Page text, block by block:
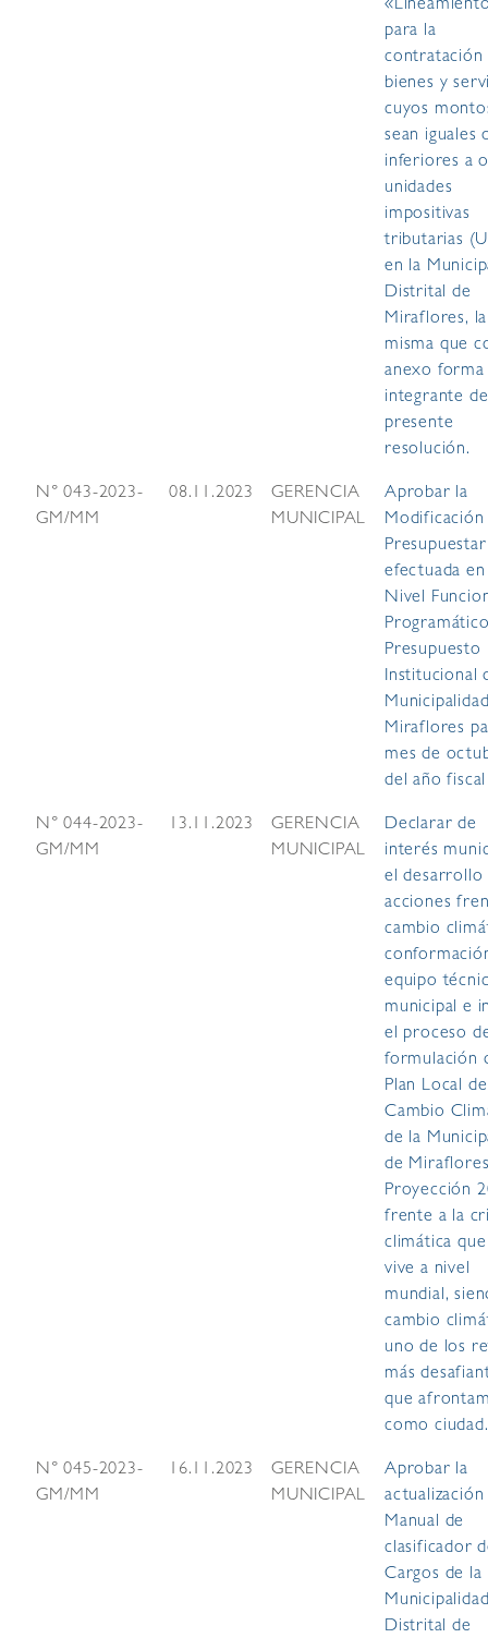
para la
contratación
bienes y
cuyos
sean iguales
inferiores a
unidades
impositivas
tributarias
en la
Distrital de
Miraflores, la
misma que
anexo
integrante
presente
resolución.
N° 043-2023-
GM/MM
08.11.2023
GERENCIA
MUNICIPAL
Aprobar la
Modificación
efectuada
Nivel
Presupuesto
Institucional
Miraflores
mes de
del año
N° 044-2023-
GM/MM
13.11.2023
GERENCIA
MUNICIPAL
Declarar de
interés
el desarrollo
acciones
cambio
equipo
municipal e
el proceso
formulación
Plan Local
Cambio
de la
de
Proyección
frente a la
climática
vive a nivel
mundial,
cambio
uno de los
más
que
como ciudad.
N° 045-2023-
GM/MM
16.11.2023
GERENCIA
MUNICIPAL
Aprobar la
actualización
Manual de
clasificador
Cargos de la
Distrital de